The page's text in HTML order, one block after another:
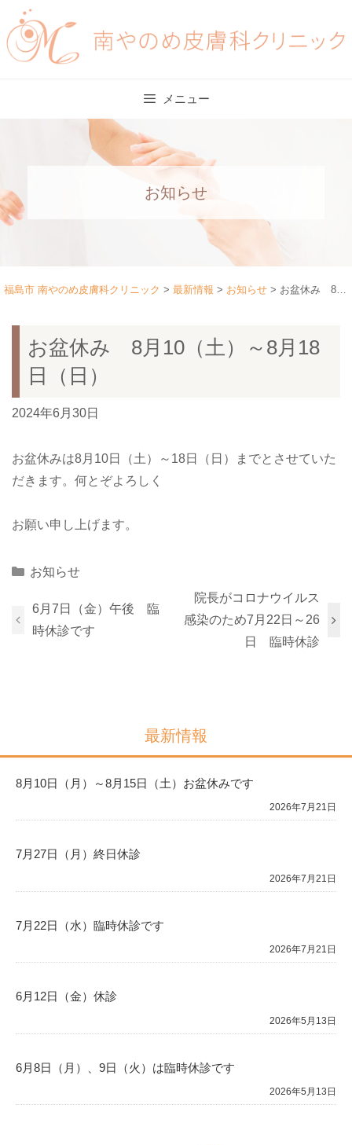
Skip
to
content
メニュー
お知らせ
福島市 南やのめ皮膚科クリニック > 最新情報 > お知らせ > お盆休み 8月10（土）～8月18日（日）
お盆休み 8月10（土）～8月18
日（日）
2024年6月30日
お盆休みは8月10日（土）～18日（日）までとさせていた
だきます。何とぞよろしく
お願い申し上げます。
Categories
お知らせ
6月7日（金）午後 臨
時休診です
院長がコロナウイルス
感染のため7月22日～26
日 臨時休診
最新情報
8月10日（月）～8月15日（土）お盆休みです
2026年7月21日
7月27日（月）終日休診
2026年7月21日
7月22日（水）臨時休診です
2026年7月21日
6月12日（金）休診
2026年5月13日
6月8日（月）、9日（火）は臨時休診です
2026年5月13日